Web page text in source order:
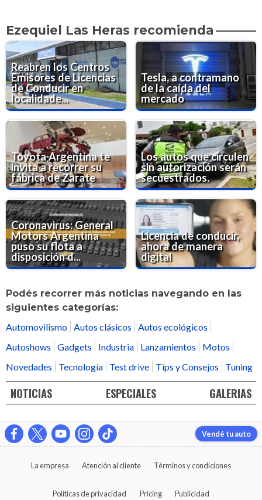
Ezequiel Las Heras recomienda
Reabren los Centros
Emisores de Licencias
de Conducir en
localidade...
Tesla, a contramano
de la caída del
mercado
Toyota Argentina te
invita a recorrer su
fábrica de Zarate
Los autos que circulen
sin autorización serán
secuestrados.
Coronavirus: General
Motors Argentina
puso su flota a
disposición d...
Licencia de conducir,
ahora de manera
digital
Podés recorrer más noticias navegando en las
siguientes categorías:
Automovilismo Autos clásicos
Autos ecológicos
Autoshows
Gadgets Industria Lanzamientos
Motos
Novedades
Tecnología Test drive Tips y Consejos Tuning
NOTICIAS ESPECIALES GALERIAS
Vendé tu auto
La empresa Atención al cliente Términos y condiciones
Políticas de privacidad Pricing Publicidad